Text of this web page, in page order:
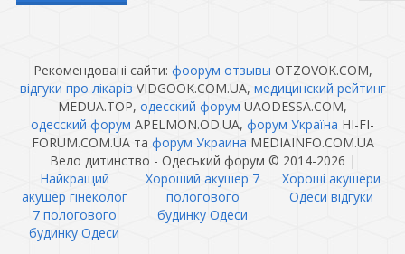
Рекомендовані сайти: фоорум отзывы OTZOVOK.COM,
відгуки про лікарів VIDGOOK.COM.UA, медицинский рейтинг
MEDUA.TOP, одесский форум UAODESSA.COM,
одесский форум APELMON.OD.UA, форум Україна HI-FI-
FORUM.COM.UA та форум Украина MEDIAINFO.COM.UA
Вело дитинство - Одеський форум © 2014-2026 |
Найкращий
акушер гінеколог
7 пологового
будинку Одеси
Хороший акушер 7
пологового
будинку Одеси
Хороші акушери
Одеси відгуки